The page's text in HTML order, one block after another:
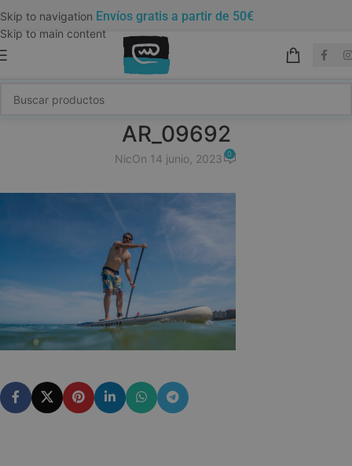
Skip to navigation
Skip to main content
Envíos gratis a partir de 50€
AR_09692
NicOn 14 junio, 2023 0